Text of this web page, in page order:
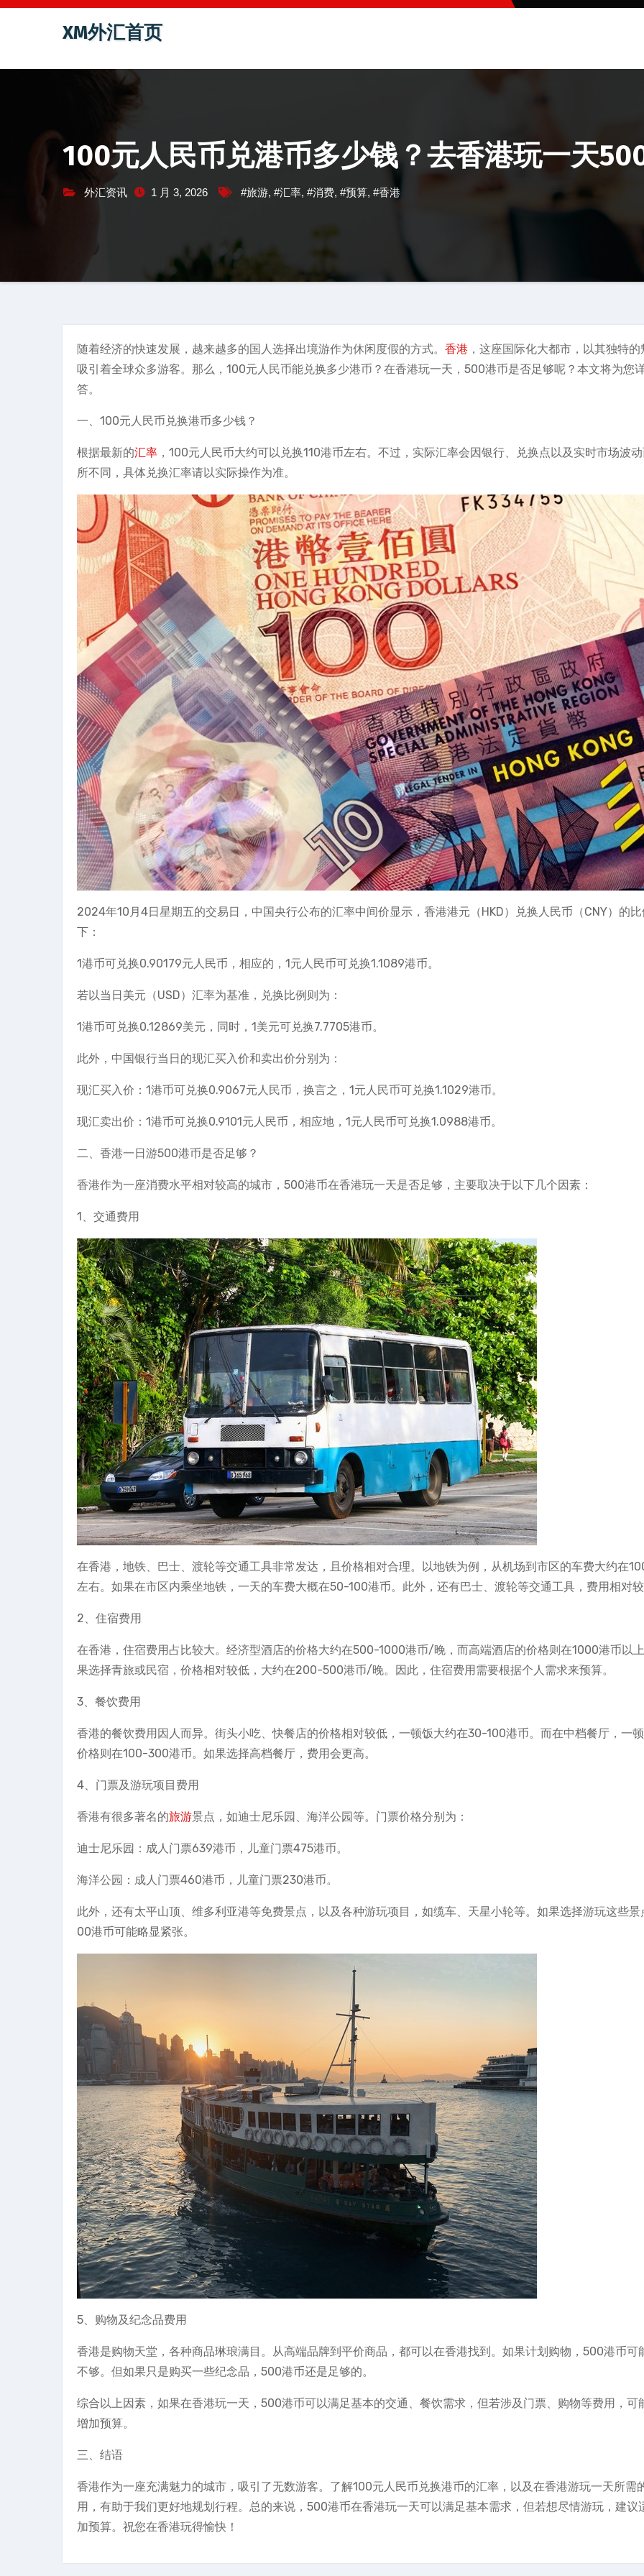
跳
容
XM外汇首页
100元人民币兑港币多少钱？去香港玩一天
外汇资讯 1 月 3, 2026 #旅游, #汇率, #消费, #预算, #香港
随着经济的快速发展，越来越多的国人选择出境游作为休闲度假的方式。 香港 ，这座国际化大都市，以其独特的
吸引着全球众多游客。那么，100元人民币能兑换多少港币？在香港玩一天，500港币是否足够呢？本文将为您
答。
一、100元人民币兑换港币多少钱？
根据最新的汇率 ，100元人民币大约可以兑换110港币左右。不过，实际汇率会因银行、兑换点以及实时市场波
所不同，具体兑换汇率请以实际操作为准。
2024年10月4日星期五的交易日，中国央行公布的汇率中间价显示，香港港元（HKD）兑换人民币（CNY）的
下：
1港币可兑换0.90179元人民币，相应的，1元人民币可兑换1.1089港币。
若以当日美元（USD）汇率为基准，兑换比例则为：
1港币可兑换0.12869美元，同时，1美元可兑换7.7705港币。
此外，中国银行当日的现汇买入价和卖出价分别为：
现汇买入价：1港币可兑换0.9067元人民币，换言之，1元人民币可兑换1.1029港币。
现汇卖出价：1港币可兑换0.9101元人民币，相应地，1元人民币可兑换1.0988港币。
二、香港一日游500港币是否足够？
香港作为一座消费水平相对较高的城市，500港币在香港玩一天是否足够，主要取决于以下几个因素：
1、交通费用
在香港，地铁、巴士、渡轮等交通工具非常发达，且价格相对合理。以地铁为例，从机场到市区的车费大约在
左右。如果在市区内乘坐地铁，一天的车费大概在50-100港币。此外，还有巴士、渡轮等交通工具，费用相对
2、住宿费用
在香港，住宿费用占比较大。经济型酒店的价格大约在500-1000港币/晚，而高端酒店的价格则在1000港币以
果选择青旅或民宿，价格相对较低，大约在200-500港币/晚。因此，住宿费用需要根据个人需求来预算。
3、餐饮费用
香港的餐饮费用因人而异。街头小吃、快餐店的价格相对较低，一顿饭大约在30-100港币。而在中档餐厅，一
价格则在100-300港币。如果选择高档餐厅，费用会更高。
4、门票及游玩项目费用
香港有很多著名的旅游景点，如迪士尼乐园、海洋公园等。门票价格分别为：
迪士尼乐园：成人门票639港币，儿童门票475港币。
海洋公园：成人门票460港币，儿童门票230港币。
此外，还有太平山顶、维多利亚港等免费景点，以及各种游玩项目，如缆车、天星小轮等。如果选择游玩这些景
00港币可能略显紧张。
5、购物及纪念品费用
香港是购物天堂，各种商品琳琅满目。从高端品牌到平价商品，都可以在香港找到。如果计划购物，500港币可
不够。但如果只是购买一些纪念品，500港币还是足够的。
综合以上因素，如果在香港玩一天，500港币可以满足基本的交通、餐饮需求，但若涉及门票、购物等费用，可
增加预算。
三、结语
香港作为一座充满魅力的城市，吸引了无数游客。了解100元人民币兑换港币的汇率，以及在香港游玩一天所需
用，有助于我们更好地规划行程。总的来说，500港币在香港玩一天可以满足基本需求，但若想尽情游玩，建议
加预算。祝您在香港玩得愉快！